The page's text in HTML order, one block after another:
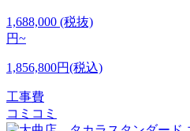
1,688,000 (税抜)
円~
1,856,800円(税込)
工事費
コミコミ